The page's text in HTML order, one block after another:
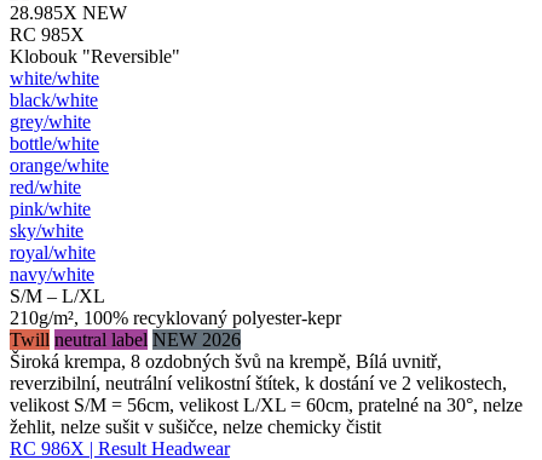
28.985X NEW
RC 985X
Klobouk "Reversible"
white/​white
black/​white
grey/​white
bottle/​white
orange/​white
red/​white
pink/​white
sky/​white
royal/​white
navy/​white
S/M – L/XL
210g/m², 100% recyklovaný polyester-kepr
Twill neutral label NEW 2026
Široká krempa, 8 ozdobných švů na krempě, Bílá uvnitř,
reverzibilní, neutrální velikostní štítek, k dostání ve 2 velikostech,
velikost S/M = 56cm, velikost L/XL = 60cm, pratelné na 30°, nelze
žehlit, nelze sušit v sušičce, nelze chemicky čistit
RC 986X | Result Headwear